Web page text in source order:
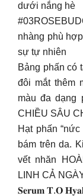
dưới nắng hè
nhàng phù
sự tự nhiên
Bảng phấn có
đôi mắt thêm
màu đa dạng
CHIỀU SÂU
Hạt phấn
bám trên da.
vết nhăn
LINH CẢ
𝐒𝐞𝐫𝐮𝐦 𝐓.𝐎